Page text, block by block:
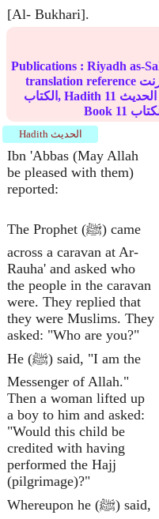
[Al- Bukhari].
Publications : Riyadh as-
الكتاب, Hadith 11
Book 11
Hadith الحديث
Ibn 'Abbas (May Allah
be pleased with them)
reported:
The Prophet (ﷺ) came
across a caravan at Ar-
Rauha' and asked who
the people in the caravan
were. They replied that
they were Muslims. They
asked: "Who are you?"
He (ﷺ) said, "I am the
Messenger of Allah."
Then a woman lifted up
a boy to him and asked:
"Would this child be
credited with having
performed the Hajj
(pilgrimage)?"
Whereupon he (ﷺ) said,